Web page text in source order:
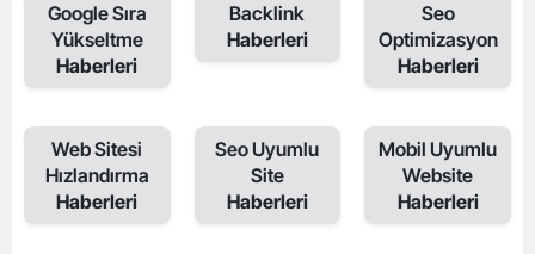
Google Sıra
Yükseltme
Haberleri
Backlink
Haberleri
Seo
Optimizasyon
Haberleri
Web Sitesi
Hızlandırma
Haberleri
Seo Uyumlu
Site
Haberleri
Mobil Uyumlu
Website
Haberleri